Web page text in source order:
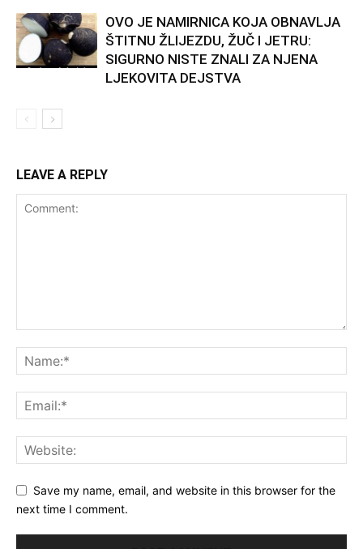
OVO JE NAMIRNICA KOJA OBNAVLJA
ŠTITNU ŽLIJEZDU, ŽUČ I JETRU:
SIGURNO NISTE ZNALI ZA NJENA
LJEKOVITA DEJSTVA
LEAVE A REPLY
Save my name, email, and website in this browser for the
next time I comment.